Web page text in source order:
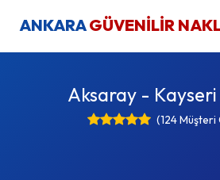
ANKARAGÜVENİLİR
Aksaray -
(124 Müşteri